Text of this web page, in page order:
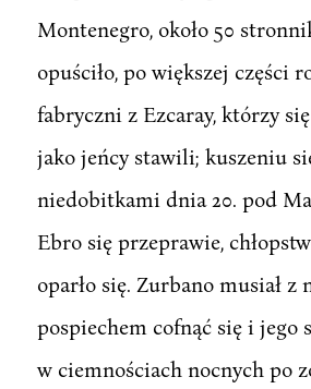
Montenegro, około 50
opuściło, po większej części
fabryczni z Ezcaray, którzy
jako jeńcy stawili; kuszeniu
niedobitkami dnia 20. pod
Ebro się przeprawie,
oparło się. Zurbano musiał z
pospiechem cofnąć się i jego
w ciemnościach nocnych po